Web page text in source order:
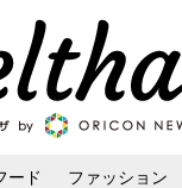
ード ファッション